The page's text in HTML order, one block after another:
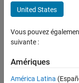
ON THIS PAGE
Syntax
Description
Examples
See Also
Syntax
repo =
Description
mpmListRepositories
United States
Vous pouvez
suivante :
Amériques
América Latina